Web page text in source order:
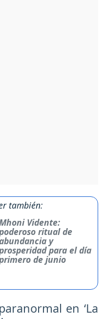
también:
Vidente:
ritual de
y
para el día
de junio
en ‘La